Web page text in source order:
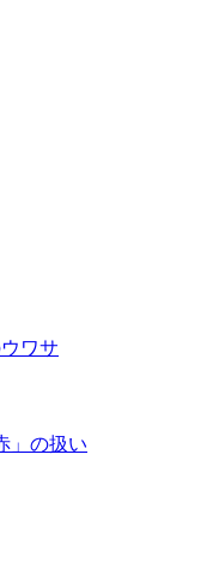
ワサ
」の扱い